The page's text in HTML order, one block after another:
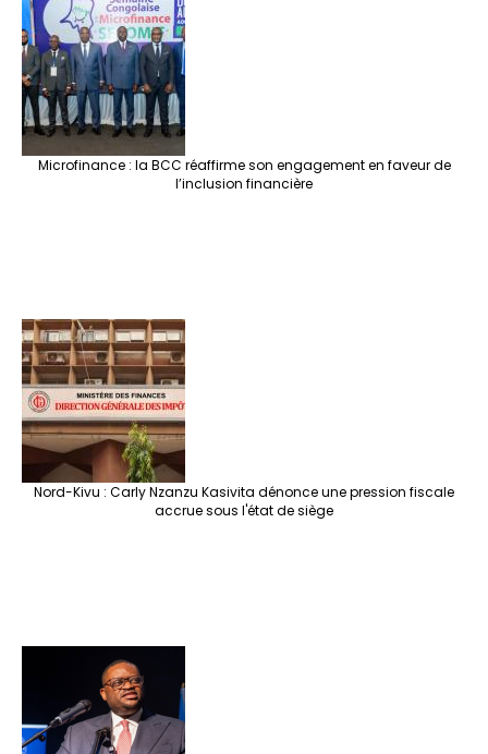
Microfinance : la BCC réaffirme son engagement en faveur de
l’inclusion financière
Nord-Kivu : Carly Nzanzu Kasivita dénonce une pression fiscale
accrue sous l'état de siège